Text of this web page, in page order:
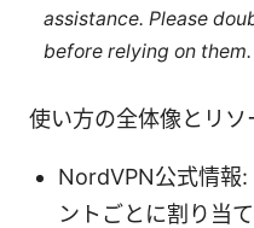
assistance. Please
before relying on them.
使い方の全体像とリソ
NordVPN公式情報:
ントごとに割り当